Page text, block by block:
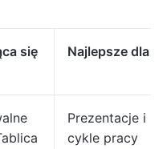
się
Najlepsze dla
Prezentacje i
cykle pracy